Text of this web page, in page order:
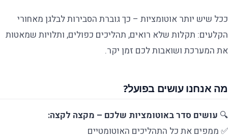
ככל שיש יותר אוטומציות – כך גוברת הסבירות לבלגן מאחורי
הקלעים: תקלות שלא רואים, תהליכים כפולים, ותלויות שמאטות
את המערכת ושואבות לכם זמן יקר.
מה אנחנו עושים בפועל?
🔍 עושים סדר באוטומציות שלכם – מקצה לקצה:
✅ ממפים את כל התהליכים האוטומטיים